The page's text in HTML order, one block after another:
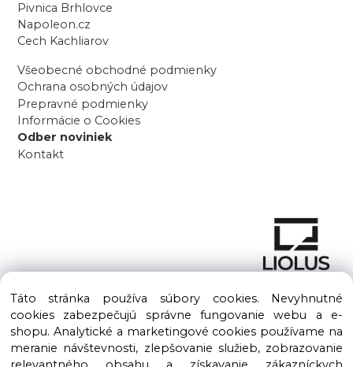
Pivnica Brhlovce
Napoleon.cz
Cech Kachliarov
Všeobecné obchodné podmienky
Ochrana osobných údajov
Prepravné podmienky
Informácie o Cookies
Odber noviniek
Kontakt
Copyright © 2016 – 2026 LIOLUS s.r.o. Všetky práva vyhradené.
Táto stránka používa súbory cookies. Nevyhnutné
cookies zabezpečujú správne fungovanie webu a e-
shopu. Analytické a marketingové cookies používame na
meranie návštevnosti, zlepšovanie služieb, zobrazovanie